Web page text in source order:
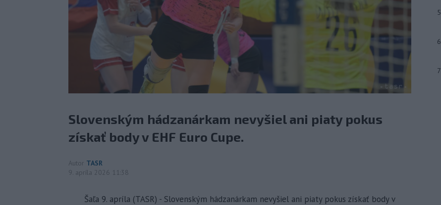
Slovenským hádzanárkam nevyšiel ani piaty pokus
získať body v EHF Euro Cupe.
Autor TASR
9. apríla 2026 11:38
Šaľa 9. apríla (TASR) - Slovenským hádzanárkam nevyšiel ani piaty pokus získať body v
5
6
7